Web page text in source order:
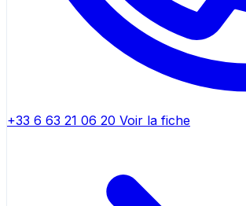
+33 6 63 21 06 20 Voir la fiche